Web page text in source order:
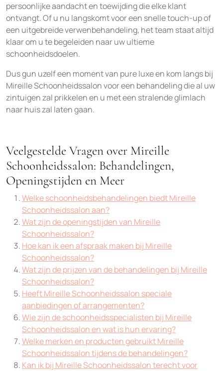
persoonlijke aandacht en toewijding die elke klant
ontvangt. Of u nu langskomt voor een snelle touch-up of
een uitgebreide verwenbehandeling, het team staat altijd
klaar om u te begeleiden naar uw ultieme
schoonheidsdoelen.
Dus gun uzelf een moment van pure luxe en kom langs bij
Mireille Schoonheidssalon voor een behandeling die al uw
zintuigen zal prikkelen en u met een stralende glimlach
naar huis zal laten gaan.
Veelgestelde Vragen over Mireille
Schoonheidssalon: Behandelingen,
Openingstijden en Meer
Welke schoonheidsbehandelingen biedt Mireille
Schoonheidssalon aan?
Wat zijn de openingstijden van Mireille
Schoonheidssalon?
Hoe kan ik een afspraak maken bij Mireille
Schoonheidssalon?
Wat zijn de prijzen van de behandelingen bij Mireille
Schoonheidssalon?
Heeft Mireille Schoonheidssalon speciale
aanbiedingen of arrangementen?
Wie zijn de schoonheidsspecialisten bij Mireille
Schoonheidssalon en wat is hun ervaring?
Welke merken en producten gebruikt Mireille
Schoonheidssalon tijdens de behandelingen?
Kan ik bij Mireille Schoonheidssalon terecht voor